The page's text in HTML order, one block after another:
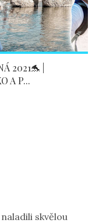
2021🐬 |
A P...
skvělou